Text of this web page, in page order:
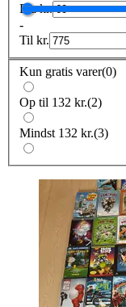
Frakr.
-
Til kr.
Kun gratis varer(0)
Op til 132 kr.(2)
Mindst 132 kr.(3)